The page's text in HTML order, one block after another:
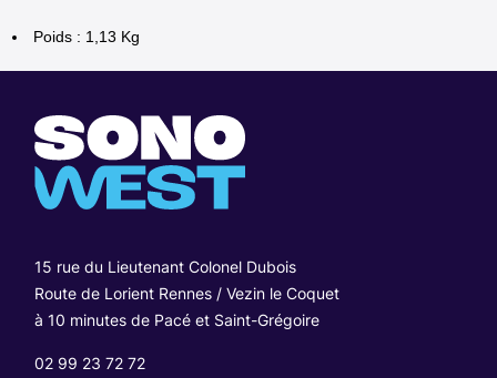
Poids : 1,13 Kg
15 rue du Lieutenant Colonel Dubois
Route de Lorient Rennes / Vezin le Coquet
à 10 minutes de Pacé et Saint-Grégoire
02 99 23 72 72